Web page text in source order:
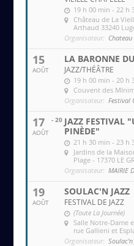
19 h 00 min - 22 h
Château de La
Arthaud 33240
Organisateur:
15
AOÛT
LA BARONNE
JAZZ/THÉÂTRE
19 h 00 min - 20 h
Couvent des
Organisateur: Festival
17
AOÛT
- 20 JAZZ FESTIVAL
PINÈDE"
21 h 30 min - 23 h
Jardins de la
Plage - 17370 LE
Organisateur: MAIRIE
19
AOÛT
SOULAC'N JAZZ
FESTIVAL DE JAZZ
(Toute La Journée)
Salle Notre-Dame
rue Gallieni et
Organisateur: Soulac'n